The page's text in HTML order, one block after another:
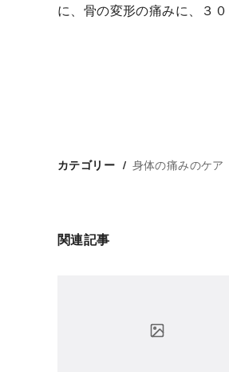
に、骨の変形の痛みに、３
カテゴリー 身体の痛みのケア
関連記事